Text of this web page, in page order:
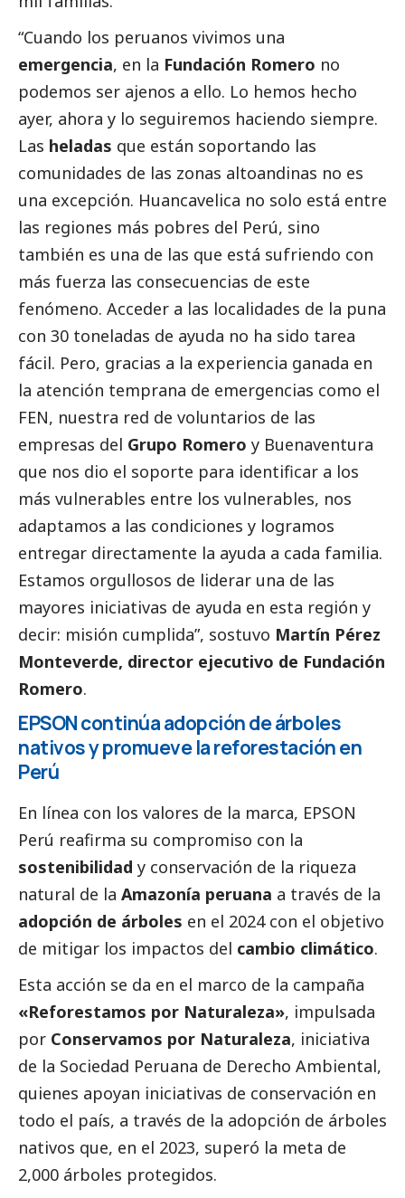
“Cuando los peruanos vivimos una
emergencia, en la Fundación Romero no
podemos ser ajenos a ello. Lo hemos hecho
ayer, ahora y lo seguiremos haciendo siempre.
Las heladas que están soportando las
comunidades de las zonas altoandinas no es
una excepción. Huancavelica no solo está entre
las regiones más pobres del Perú, sino
también es una de las que está sufriendo con
más fuerza las consecuencias de este
fenómeno. Acceder a las localidades de la puna
con 30 toneladas de ayuda no ha sido tarea
fácil. Pero, gracias a la experiencia ganada en
la atención temprana de emergencias como el
FEN, nuestra red de voluntarios de las
empresas del Grupo Romero y Buenaventura
que nos dio el soporte para identificar a los
más vulnerables entre los vulnerables, nos
adaptamos a las condiciones y logramos
entregar directamente la ayuda a cada familia.
Estamos orgullosos de liderar una de las
mayores iniciativas de ayuda en esta región y
decir: misión cumplida”, sostuvo Martín Pérez
Monteverde, director ejecutivo de Fundación
Romero.
EPSON continúa adopción de árboles
nativos y promueve la reforestación en
Perú
En línea con los valores de la marca, EPSON
Perú reafirma su compromiso con la
sostenibilidad y conservación de la riqueza
natural de la Amazonía peruana a través de la
adopción de árboles en el 2024 con el objetivo
de mitigar los impactos del cambio climático.
Esta acción se da en el marco de la campaña
«Reforestamos por Naturaleza», impulsada
por Conservamos por Naturaleza, iniciativa
de la Sociedad Peruana de Derecho Ambiental,
quienes apoyan iniciativas de conservación en
todo el país, a través de la adopción de árboles
nativos que, en el 2023, superó la meta de
2,000 árboles protegidos.